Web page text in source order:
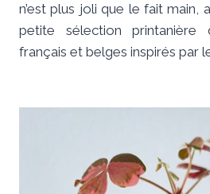
n’est plus joli que le fait main,
petite sélection printanière
français et belges inspirés par